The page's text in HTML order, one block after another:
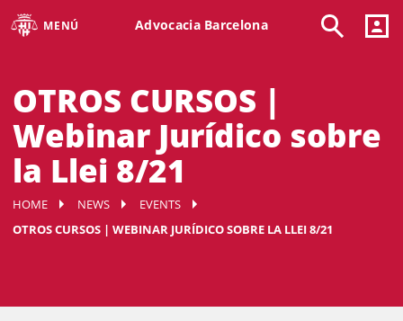
MENÚ Advocacia Barcelona
OTROS CURSOS |
Webinar Jurídico sobre
la Llei 8/21
HOME NEWS
EVENTS
OTROS CURSOS | WEBINAR JURÍDICO SOBRE LA LLEI 8/21